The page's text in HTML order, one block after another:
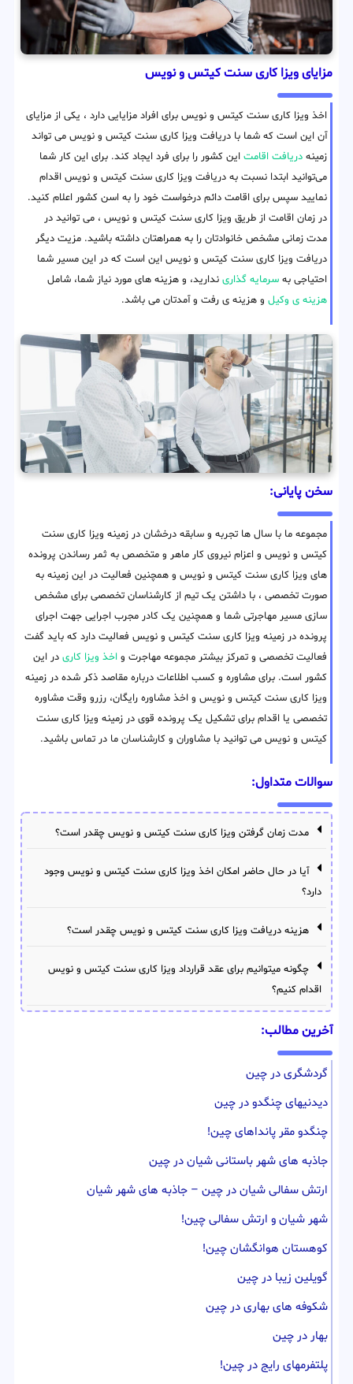
مزایای ویزا کاری سنت کیتس و نویس
اخذ ویزا کاری سنت کیتس و نویس برای افراد مزایایی دارد ، یکی از مزایای
آن این است که شما با دریافت ویزا کاری سنت کیتس و نویس می تواند
زمینه دریافت اقامت این کشور را برای فرد ایجاد کند. برای این کار شما
می‌توانید ابتدا نسبت به دریافت ویزا کاری سنت کیتس و نویس اقدام
نمایید سپس برای اقامت دائم درخواست خود را به اسن کشور اعلام کنید.
در زمان اقامت از طریق ویزا کاری سنت کیتس و نویس ، می توانید در
مدت زمانی مشخص خانوادتان را به همراهتان داشته باشید. مزیت دیگر
دریافت ویزا کاری سنت کیتس و نویس این است که در این مسیر شما
احتیاجی به سرمایه گذاری ندارید، و هزینه های مورد نیاز شما، شامل
هزینه ی وکیل و هزینه ی رفت و آمدتان می باشد.
سخن پایانی:
مجموعه ما با سال ها تجربه و سابقه درخشان در زمینه ویزا کاری سنت
کیتس و نویس و اعزام نیروی کار ماهر و متخصص به ثمر رساندن پرونده
های ویزا کاری سنت کیتس و نویس و همچنین فعالیت در این زمینه به
صورت تخصصی ، با داشتن یک تیم از کارشناسان تخصصی برای مشخص
سازی مسیر مهاجرتی شما و همچنین یک کادر مجرب اجرایی جهت اجرای
پرونده در زمینه ویزا کاری سنت کیتس و نویس فعالیت دارد که باید گفت
فعالیت تخصصی و تمرکز بیشتر مجموعه مهاجرت و اخذ ویزا کاری در این
کشور است. برای مشاوره و کسب اطلاعات درباره مقاصد ذکر شده در زمینه
ویزا کاری سنت کیتس و نویس و اخذ مشاوره رایگان، رزرو وقت مشاوره
تخصصی یا اقدام برای تشکیل یک پرونده قوی در زمینه ویزا کاری سنت
کیتس و نویس می توانید با مشاوران و کارشناسان ما در تماس باشید.
سوالات متداول:
مدت زمان گرفتن ویزا کاری سنت کیتس و نویس چقدر است؟
آیا در حال حاضر امکان اخذ ویزا کاری سنت کیتس و نویس وجود
دارد؟
هزینه دریافت ویزا کاری سنت کیتس و نویس چقدر است؟
چگونه میتوانیم برای عقد قرارداد ویزا کاری سنت کیتس و نویس
اقدام کنیم؟
آخرین مطالب:
گردشگری در چین
دیدنیهای چنگدو در چین
چنگدو مقر پانداهای چین!
جاذبه های شهر باستانی شیان در چین
ارتش سفالی شیان در چین – جاذبه های شهر شیان
شهر شیان و ارتش سفالی چین!
کوهستان هوانگشان چین!
گویلین زیبا در چین
شکوفه های بهاری در چین
بهار در چین
پلتفرمهای رایج در چین!